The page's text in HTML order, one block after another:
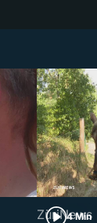
4 Min
ZüriNews